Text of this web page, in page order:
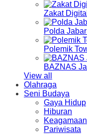
Zakat
Polda
Polemik
BAZNAS
View all
Olahraga
Seni Budaya
Gaya Hidup
Hiburan
Keagamaan
Pariwisata